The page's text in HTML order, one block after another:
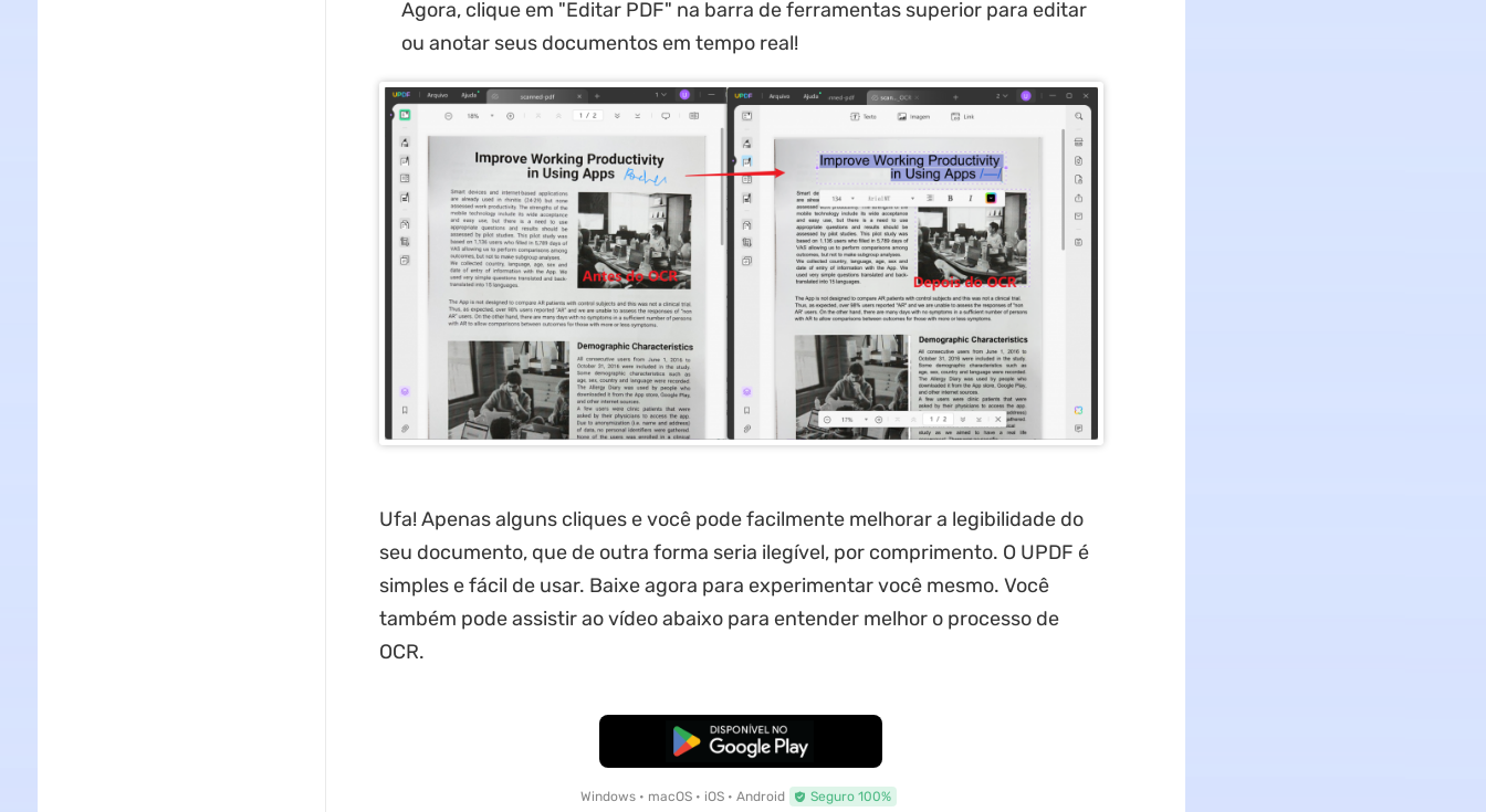
Agora, clique em "Editar PDF" na barra de ferramentas superior para editar
ou anotar seus documentos em tempo real!
Ufa! Apenas alguns cliques e você pode facilmente melhorar a legibilidade do
seu documento, que de outra forma seria ilegível, por comprimento. O UPDF é
simples e fácil de usar. Baixe agora para experimentar você mesmo. Você
também pode assistir ao vídeo abaixo para entender melhor o processo de
OCR.
Baixar Grátis
Windows • macOS • iOS • Android Seguro 100%